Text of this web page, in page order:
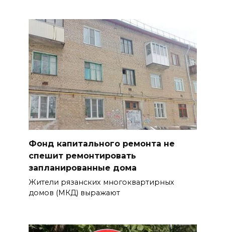
Фонд капитального ремонта не
спешит ремонтировать
запланированные дома
Жители рязанских многоквартирных
домов (МКД) выражают